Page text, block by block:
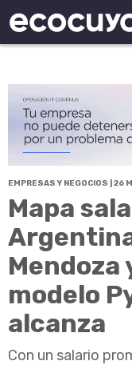
EMPRESAS Y NEGOCIOS | 26
Mapa
Mendoza
modelo
alcanza
Con un salario